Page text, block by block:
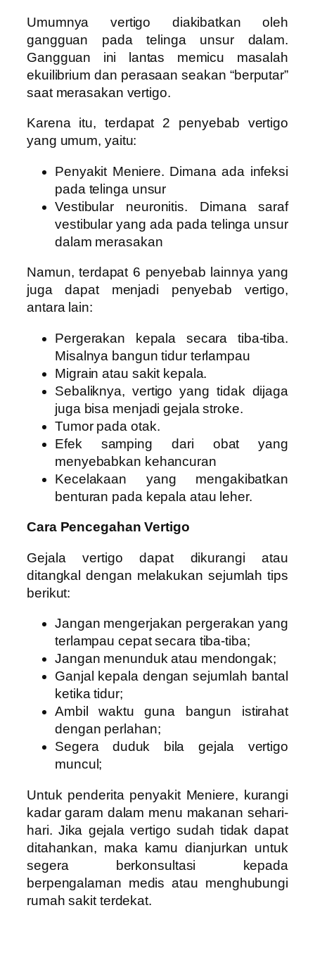
Umumnya vertigo diakibatkan oleh
gangguan pada telinga unsur dalam.
Gangguan ini lantas memicu masalah
ekuilibrium dan perasaan seakan “berputar”
saat merasakan vertigo.
Karena itu, terdapat 2 penyebab vertigo
yang umum, yaitu:
Penyakit Meniere. Dimana ada infeksi
pada telinga unsur
Vestibular neuronitis. Dimana saraf
vestibular yang ada pada telinga unsur
dalam merasakan
Namun, terdapat 6 penyebab lainnya yang
juga dapat menjadi penyebab vertigo,
antara lain:
Pergerakan kepala secara tiba-tiba.
Misalnya bangun tidur terlampau
Migrain atau sakit kepala.
Sebaliknya, vertigo yang tidak dijaga
juga bisa menjadi gejala stroke.
Tumor pada otak.
Efek samping dari obat yang
menyebabkan kehancuran
Kecelakaan yang mengakibatkan
benturan pada kepala atau leher.
Cara Pencegahan Vertigo
Gejala vertigo dapat dikurangi atau
ditangkal dengan melakukan sejumlah tips
berikut:
Jangan mengerjakan pergerakan yang
terlampau cepat secara tiba-tiba;
Jangan menunduk atau mendongak;
Ganjal kepala dengan sejumlah bantal
ketika tidur;
Ambil waktu guna bangun istirahat
dengan perlahan;
Segera duduk bila gejala vertigo
muncul;
Untuk penderita penyakit Meniere, kurangi
kadar garam dalam menu makanan sehari-
hari. Jika gejala vertigo sudah tidak dapat
ditahankan, maka kamu dianjurkan untuk
segera berkonsultasi kepada
berpengalaman medis atau menghubungi
rumah sakit terdekat.